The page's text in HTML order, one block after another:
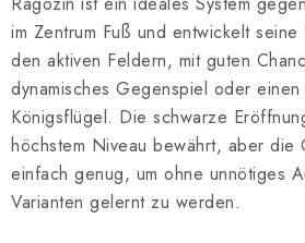
im Zentrum Fuß und entwickelt
den aktiven Feldern, mit guten
dynamisches Gegenspiel oder
Königsflügel. Die schwarze
höchstem Niveau bewährt, aber die
einfach genug, um ohne unnötiges
Varianten gelernt zu werden.